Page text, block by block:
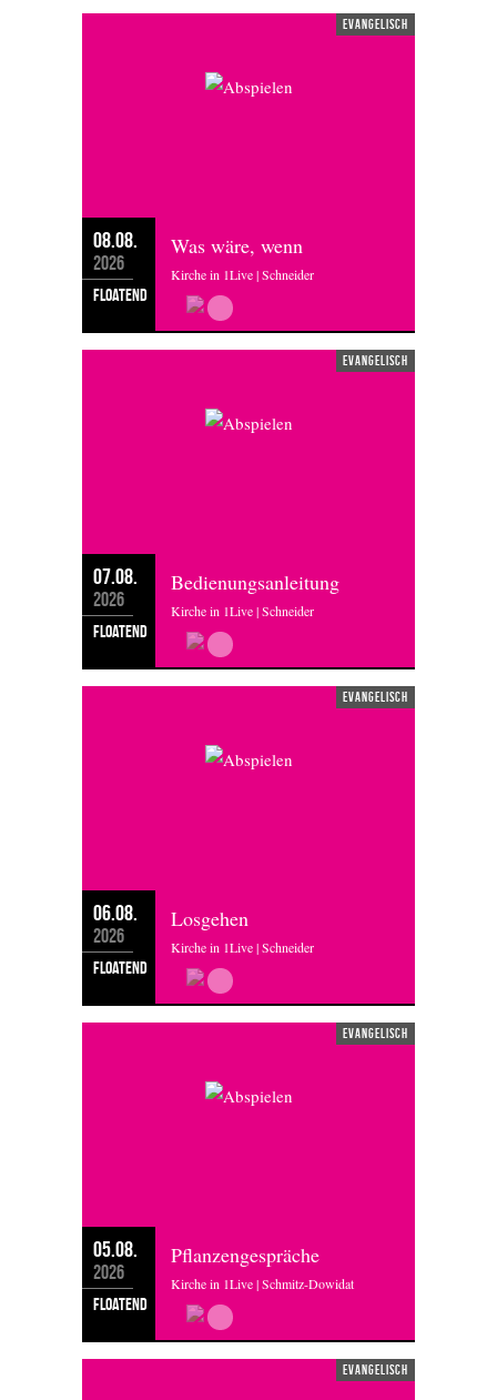
evangelisch
08.08.
2026
floatend
Was wäre, wenn
Kirche in 1Live | Schneider
evangelisch
07.08.
2026
floatend
Bedienungsanleitung
Kirche in 1Live | Schneider
evangelisch
06.08.
2026
floatend
Losgehen
Kirche in 1Live | Schneider
evangelisch
05.08.
2026
floatend
Pflanzengespräche
Kirche in 1Live | Schmitz-Dowidat
evangelisch